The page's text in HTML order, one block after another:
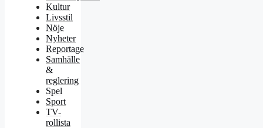
Kultur
Livsstil
Nöje
Nyheter
Reportage
Samhälle
&
reglering
Spel
Sport
TV-
rollista